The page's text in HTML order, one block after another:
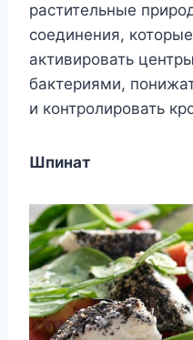
растительные
соединения,
активировать
бактериями,
и контролировать
Шпинат